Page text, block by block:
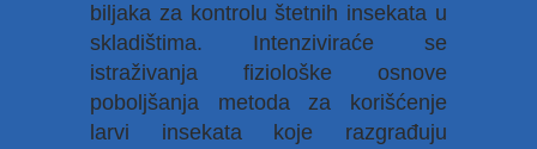
biljaka za kontrolu štetnih insekata u
skladištima. Intenziviraće se
istraživanja fiziološke osnove
poboljšanja metoda za korišćenje
larvi insekata koje razgrađuju